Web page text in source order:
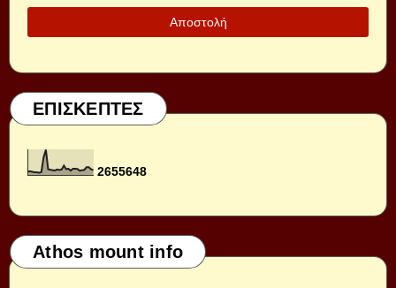
ΕΠΙΣΚΕΠΤΕΣ
2655648
Athos mount info